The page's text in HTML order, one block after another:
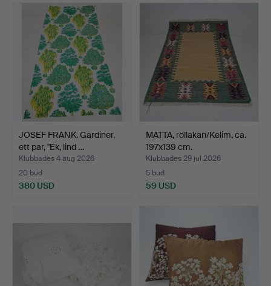
JOSEF FRANK. Gardiner,
ett par, "Ek, lind …
Klubbades 4 aug 2026
20 bud
380 USD
MATTA, röllakan/Kelim, ca.
197x139 cm.
Klubbades 29 jul 2026
5 bud
59 USD